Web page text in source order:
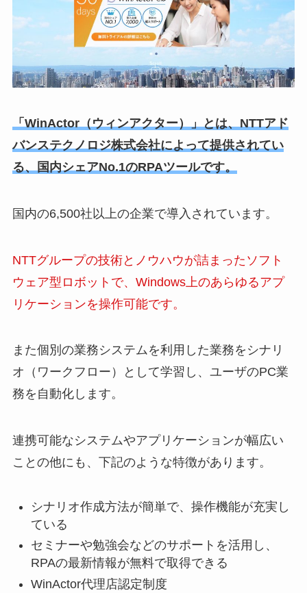
「WinActor（ウィンアクター）」とは、NTTアド
バンステクノロジ株式会社によって提供されてい
る、国内シェアNo.1のRPAツールです。
国内の6,500社以上の企業で導入されています。
NTTグループの技術とノウハウが詰まったソフト
ウェア型ロボットで、Windows上のあらゆるアプ
リケーションを操作可能です。
また個別の業務システムを利用した業務をシナリ
オ（ワークフロー）として学習し、ユーザのPC業
務を自動化します。
連携可能なシステムやアプリケーションが幅広い
ことの他にも、下記のような特徴があります。
シナリオ作成方法が簡単で、操作機能が充実し
ている
セミナーや勉強会などのサポートを活用し、
RPAの最新情報が無料で取得できる
WinActor代理店認定制度